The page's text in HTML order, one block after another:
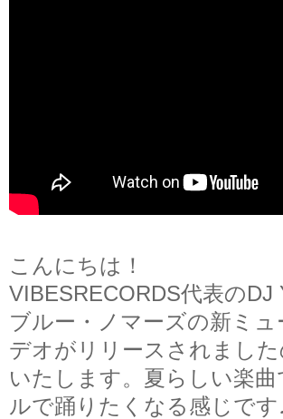
こんにちは！
VIBESRECORDS代表のDJ
ブルー・ノマーズの新ミ
デオがリリースされまし
いたします。夏らしい楽曲
ルで踊りたくなる感じです